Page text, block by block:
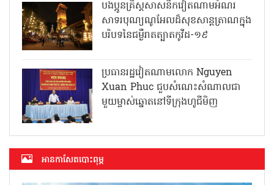
បងប្អូនគ្រិស្តសាសនិកវៀតណាមអំណរ
សាទរបុណ្យណូអែលដ៏សុខសាន្តត្រាណក្នុង
បរិបទនៃជម្ងឺរាតត្បាតកូវីដ-១៩
ប្រធានរដ្ឋវៀតណាមលោក Nguyen
Xuan Phuc ជួបសំណេះសំណាលជា
មួយម្ចាស់ឆ្នោតនៅទីក្រុងហូជីមិញ
អាន​កាសែត​បោះពុម្ភ